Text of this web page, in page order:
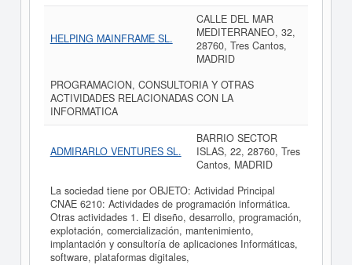
HELPING MAINFRAME SL.
CALLE DEL MAR
MEDITERRANEO, 32,
28760, Tres Cantos,
MADRID
PROGRAMACION, CONSULTORIA Y OTRAS
ACTIVIDADES RELACIONADAS CON LA
INFORMATICA
ADMIRARLO VENTURES SL.
BARRIO SECTOR
ISLAS, 22, 28760, Tres
Cantos, MADRID
La sociedad tiene por OBJETO: Actividad Principal
CNAE 6210: Actividades de programación informática.
Otras actividades 1. El diseño, desarrollo, programación,
explotación, comercialización, mantenimiento,
implantación y consultoría de aplicaciones Informáticas,
software, plataformas digitales,